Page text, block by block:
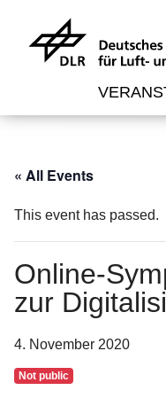
« All Events
This event has passed.
Online-
zur
4. November 2020
Not public